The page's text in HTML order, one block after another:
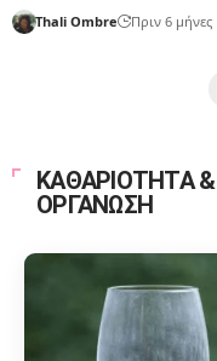
Thali Ombre Πριν 6 μήνες
ΚΑΘΑΡΙΟΤΗΤΑ &
ΟΡΓΑΝΩΣΗ